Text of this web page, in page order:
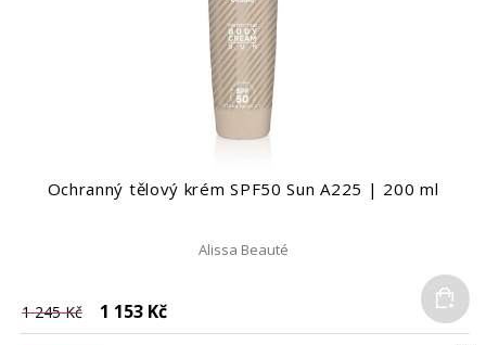
Ochranný tělový krém SPF50 Sun A225 | 200 ml
Alissa Beauté
1 245 Kč 1 153 Kč